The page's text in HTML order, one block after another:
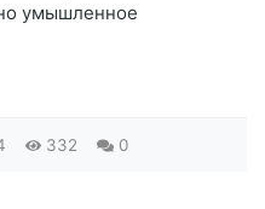
умышленное
332 0